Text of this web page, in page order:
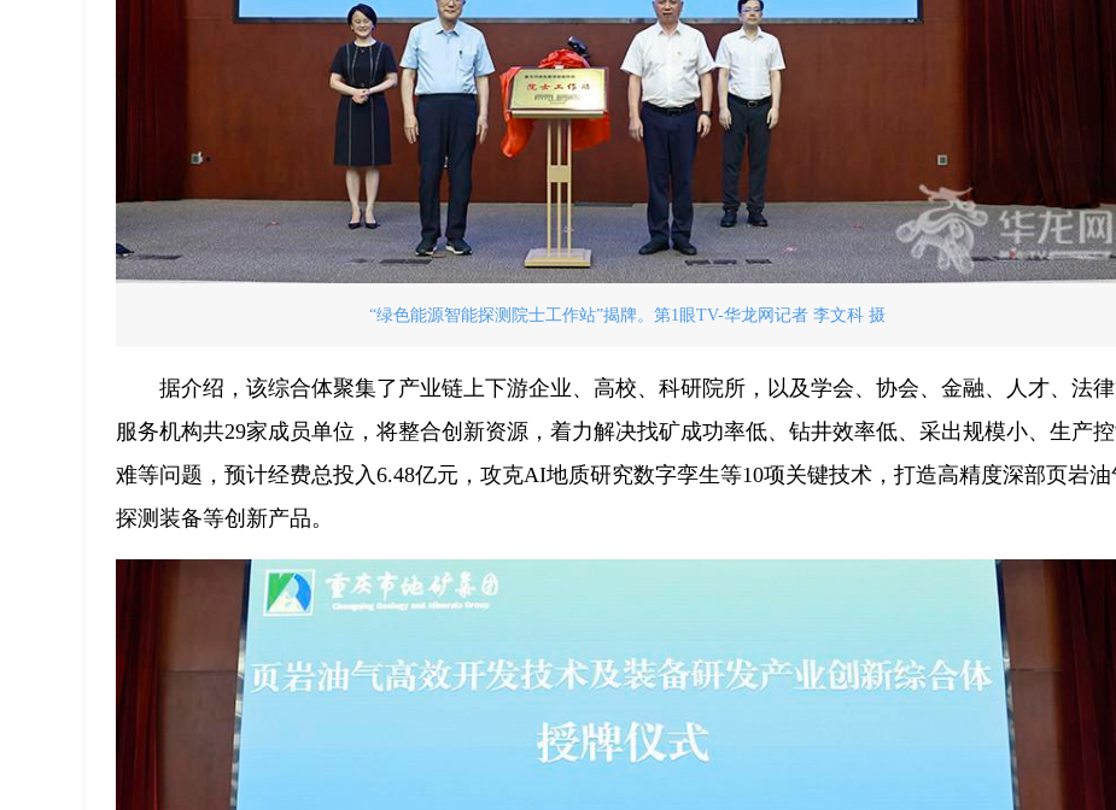
“绿色能源智能探测院士工作站”揭牌。第1眼TV-华龙网记者 李文科 摄
据介绍，该综合体聚集了产业链上下游企业、高校、科研院所，以及学会、协会、金融、人才、法
服务机构共29家成员单位，将整合创新资源，着力解决找矿成功率低、钻井效率低、采出规模小、生产控
难等问题，预计经费总投入6.48亿元，攻克AI地质研究数字孪生等10项关键技术，打造高精度深部页岩油
探测装备等创新产品。